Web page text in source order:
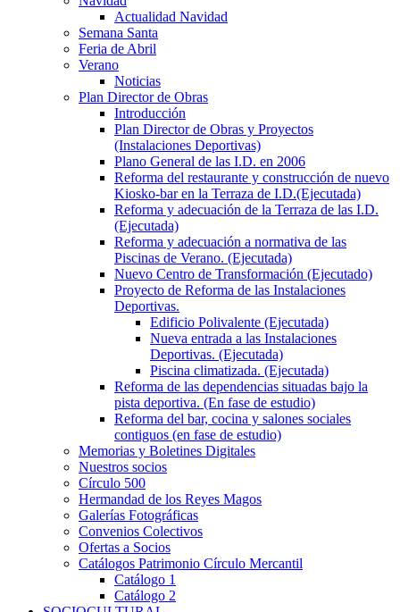
Actualidad Navidad
Semana Santa
Feria de Abril
Verano
Noticias
Plan Director de Obras
Introducción
Plan Director de Obras y Proyectos
(Instalaciones Deportivas)
Plano General de las I.D. en 2006
Reforma del restaurante y construcción de nuevo
Kiosko-bar en la Terraza de I.D.(Ejecutada)
Reforma y adecuación de la Terraza de las I.D.
(Ejecutada)
Reforma y adecuación a normativa de las
Piscinas de Verano. (Ejecutada)
Nuevo Centro de Transformación (Ejecutado)
Proyecto de Reforma de las Instalaciones
Deportivas.
Edificio Polivalente (Ejecutada)
Nueva entrada a las Instalaciones
Deportivas. (Ejecutada)
Piscina climatizada. (Ejecutada)
Reforma de las dependencias situadas bajo la
pista deportiva. (En fase de estudio)
Reforma del bar, cocina y salones sociales
contiguos (en fase de estudio)
Memorias y Boletines Digitales
Nuestros socios
Círculo 500
Hermandad de los Reyes Magos
Galerías Fotográficas
Convenios Colectivos
Ofertas a Socios
Catálogos Patrimonio Círculo Mercantil
Catálogo 1
Catálogo 2